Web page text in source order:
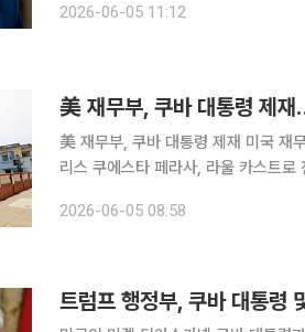
이날 디아스카넬 대통령과 그의 아내
2026-06-05 11:12
美 재무부, 쿠바 대통령 제
美 재무부, 쿠바 대통령 제재 미국 재무부가 4일(현지시간) 미겔 디아스카넬 쿠바 대통령과 배우자
리스 쿠에스타 페라사, 라울 카스트
조치는 미국이 쿠바 공산당 지도부에
2026-06-05 08:58
트럼프 행정부, 쿠바 대통령